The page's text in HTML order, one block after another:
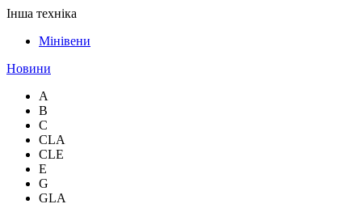
Інша техніка
Мінівени
Новини
A
B
C
CLA
CLE
E
G
GLA